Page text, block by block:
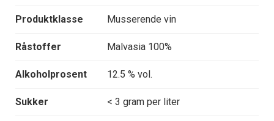
Produktklasse Musserende vin
Råstoffer Malvasia 100%
Alkoholprosent 12.5 % vol.
Sukker < 3 gram per liter